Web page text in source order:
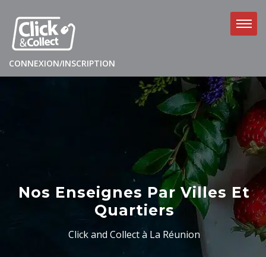
CONNEXION/INSCRIPTION
Nos Enseignes Par Villes Et
Quartiers
Click and Collect à La Réunion